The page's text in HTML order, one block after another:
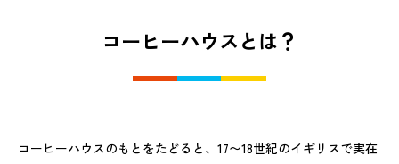
コーヒーハウスとは？
コーヒーハウスのもとをたどると、17〜18世紀のイギリスで実在